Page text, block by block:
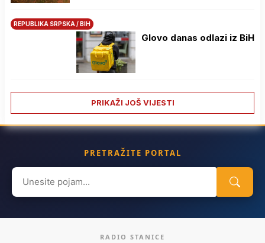
REPUBLIKA SRPSKA / BIH
Glovo danas odlazi iz BiH
PRIKAŽI JOŠ VIJESTI
PRETRAŽITE PORTAL
Search
for:
RADIO STANICE